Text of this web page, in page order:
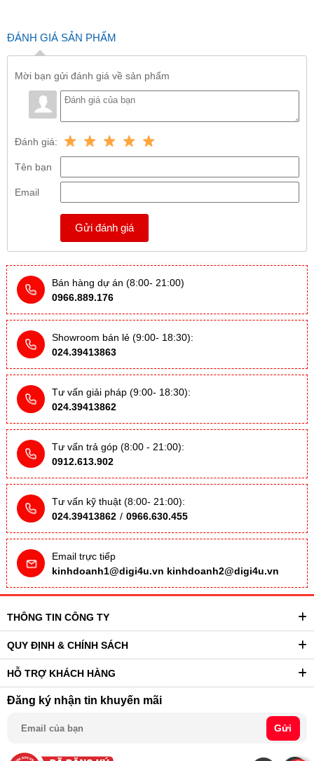
ĐÁNH GIÁ SẢN PHẨM
Mời bạn gửi đánh giá về sản phẩm
Đánh giá:
Tên bạn
Email
Gửi đánh giá
Bán hàng dự án (8:00- 21:00)
0966.889.176
Showroom bán lẻ (9:00- 18:30):
024.39413863
Tư vấn giải pháp (9:00- 18:30):
024.39413862
Tư vấn trả góp (8:00 - 21:00):
0912.613.902
Tư vấn kỹ thuật (8:00- 21:00):
024.39413862 / 0966.630.455
Email trực tiếp
kinhdoanh1@digi4u.vn kinhdoanh2@digi4u.vn
THÔNG TIN CÔNG TY
QUY ĐỊNH & CHÍNH SÁCH
HỖ TRỢ KHÁCH HÀNG
Đăng ký nhận tin khuyến mãi
Gửi